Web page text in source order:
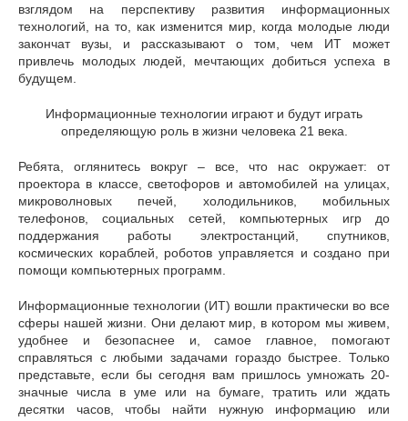
взглядом на перспективу развития информационных
технологий, на то, как изменится мир, когда молодые люди
закончат вузы, и рассказывают о том, чем ИТ может
привлечь молодых людей, мечтающих добиться успеха в
будущем.
Информационные технологии играют и будут играть
определяющую роль в жизни человека 21 века.
Ребята, оглянитесь вокруг – все, что нас окружает: от
проектора в классе, светофоров и автомобилей на улицах,
микроволновых печей, холодильников, мобильных
телефонов, социальных сетей, компьютерных игр до
поддержания работы электростанций, спутников,
космических кораблей, роботов управляется и создано при
помощи компьютерных программ.
Информационные технологии (ИТ) вошли практически во все
сферы нашей жизни. Они делают мир, в котором мы живем,
удобнее и безопаснее и, самое главное, помогают
справляться с любыми задачами гораздо быстрее. Только
представьте, если бы сегодня вам пришлось умножать 20-
значные числа в уме или на бумаге, тратить или ждать
десятки часов, чтобы найти нужную информацию или